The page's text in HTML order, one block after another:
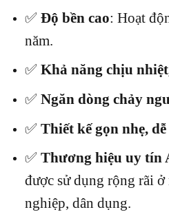
✅ Độ bền cao: Hoạt
năm.
✅ Khả năng chịu
✅ Ngăn dòng chảy
✅ Thiết kế gọn nhẹ,
✅ Thương hiệu uy tín
được sử dụng rộng rãi
nghiệp, dân dụng.